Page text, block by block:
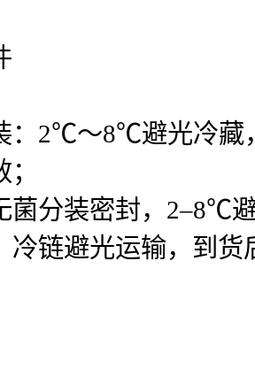
：2℃～8℃避光冷藏
菌分装密封，2–8℃
冷链避光运输，到